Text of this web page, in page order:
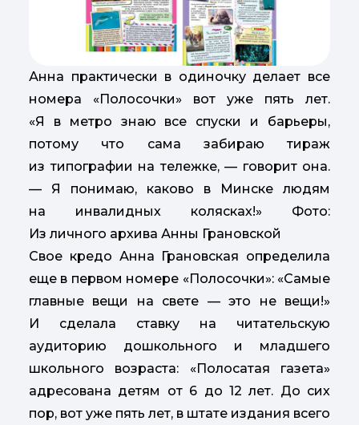
Анна практически в одиночку делает все
номера «Полосочки» вот уже пять лет.
«Я в метро знаю все спуски и барьеры,
потому что сама забираю тираж
из типографии на тележке, — говорит она.
— Я понимаю, каково в Минске людям
на инвалидных колясках!» Фото:
Из личного архива Анны Грановской
Свое кредо Анна Грановская определила
еще в первом номере «Полосочки»: «Самые
главные вещи на свете — это не вещи!»
И сделала ставку на читательскую
аудиторию дошкольного и младшего
школьного возраста: «Полосатая газета»
адресована детям от 6 до 12 лет. До сих
пор, вот уже пять лет, в штате издания всего